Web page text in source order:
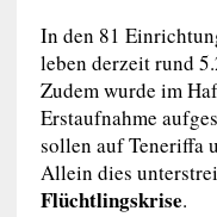
In den 81
leben derzeit rund
Zudem wurde im
Erstaufnahme
sollen auf Teneriffa
Allein dies
Flüchtlingskrise.